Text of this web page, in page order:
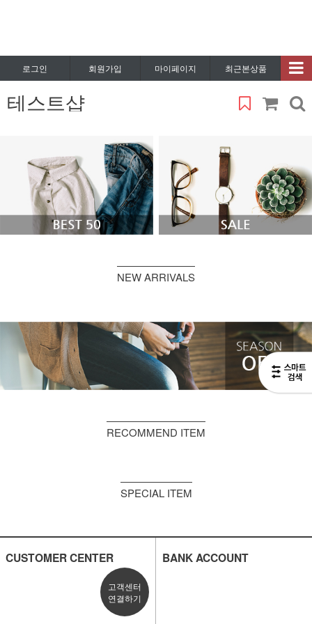
로그인 회원가입 마이페이지 최근본상품
테스트샵
NEW ARRIVALS
RECOMMEND ITEM
SPECIAL ITEM
CUSTOMER CENTER
고객센터
연결하기
BANK ACCOUNT